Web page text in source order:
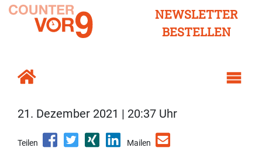
NEWSLETTER
BESTELLEN
21. Dezember 2021 | 20:37 Uhr
Teilen Mailen